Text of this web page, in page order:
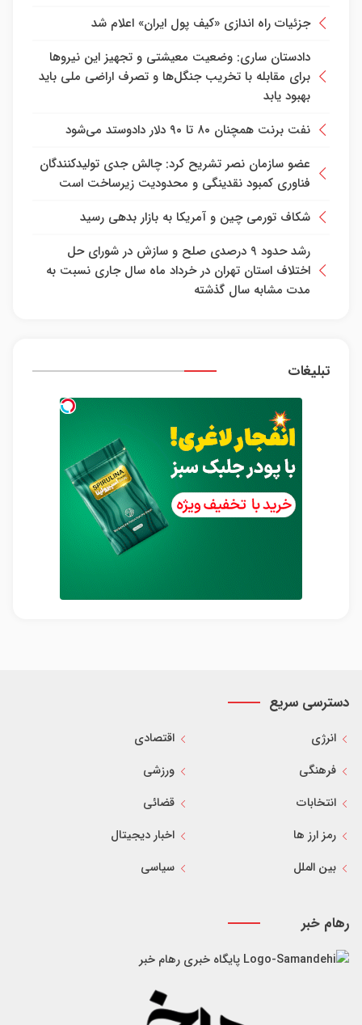
جزئیات راه اندازی «کیف پول ایران» اعلام شد
دادستان ساری: وضعیت معیشتی و تجهیز این نیرو‌ها
برای مقابله با تخریب جنگل‌ها و تصرف اراضی ملی باید
بهبود یابد
نفت برنت همچنان ۸۰ تا ۹۰ دلار دادوستد می‌شود
عضو سازمان نصر تشریح کرد: چالش جدی تولیدکنندگان
فناوری کمبود نقدینگی و محدودیت زیرساخت است
شکاف تورمی چین و آمریکا به بازار بدهی رسید
رشد حدود ۹ درصدی صلح و سازش در شورای حل
اختلاف استان تهران در خرداد ماه سال جاری نسبت به
مدت مشابه سال گذشته
تبلیغات
دسترسی سریع
انرژی
اقتصادی
فرهنگی
ورزشی
انتخابات
قضائی
رمز ارز ها
اخبار دیجیتال
بین الملل
سیاسی
رهام خبر
پایگاه خبری رهام خبر